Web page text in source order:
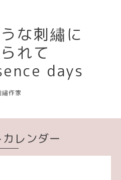
な刺繡に
れて
days
繡作家
レンダー